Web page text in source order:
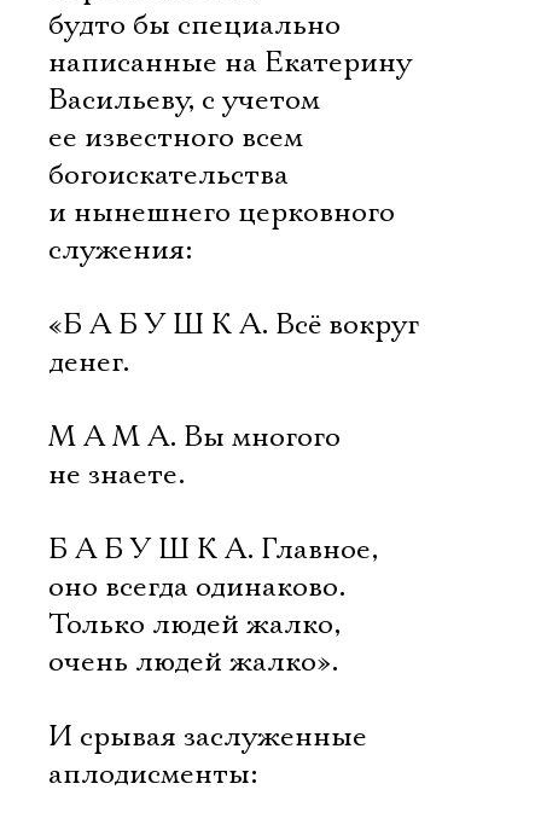
будто бы специально
написанные на Екатерину
Васильеву, с учетом
ее известного всем
богоискательства
и нынешнего церковного
служения:
«Б А Б У Ш К А. Всё вокруг
денег.
М А М А. Вы многого
не знаете.
Б А Б У Ш К А. Главное,
оно всегда одинаково.
Только людей жалко,
очень людей жалко».
И срывая заслуженные
аплодисменты: